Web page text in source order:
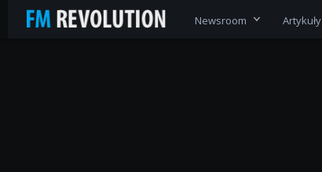
Newsroom Artykuły